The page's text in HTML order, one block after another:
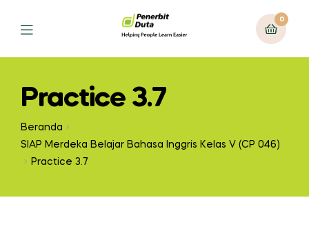
0
Practice 3.7
Beranda
SIAP Merdeka Belajar Bahasa Inggris Kelas V (CP 046)
Practice 3.7